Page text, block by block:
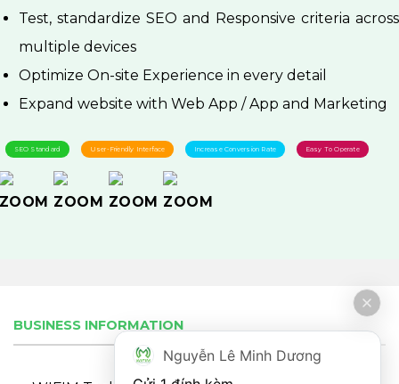
Test, standardize SEO and Responsive criteria across
multiple devices
Optimize On-site Experience in every detail
Expand website with Web App / App and Marketing
SEO Standard User-Friendly Interface Increase Conversion Rate Easy To Operate
BUSINESS INFORMATION
Nguyễn Lê Minh Dương